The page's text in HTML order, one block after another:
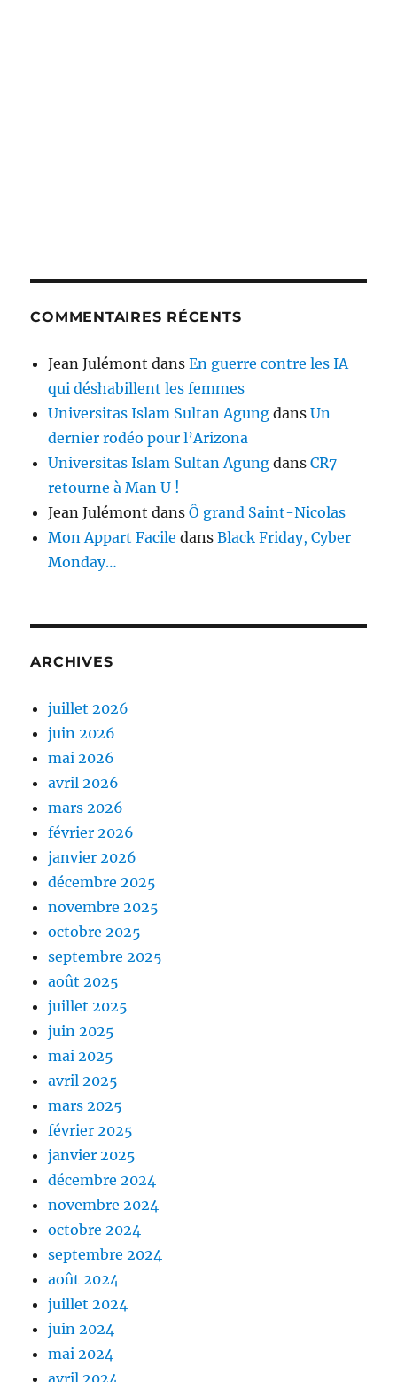
COMMENTAIRES RÉCENTS
Jean Julémont dansEn guerre contre les IA
qui déshabillent les femmes
Universitas Islam Sultan Agung dansUn
dernier rodéo pour l’Arizona
Universitas Islam Sultan Agung dansCR7
retourne à Man U !
Jean Julémont dansÔ grand Saint-Nicolas
Mon Appart Facile dansBlack Friday, Cyber
Monday…
ARCHIVES
juillet 2026
juin 2026
mai 2026
avril 2026
mars 2026
février 2026
janvier 2026
décembre 2025
novembre 2025
octobre 2025
septembre 2025
août 2025
juillet 2025
juin 2025
mai 2025
avril 2025
mars 2025
février 2025
janvier 2025
décembre 2024
novembre 2024
octobre 2024
septembre 2024
août 2024
juillet 2024
juin 2024
mai 2024